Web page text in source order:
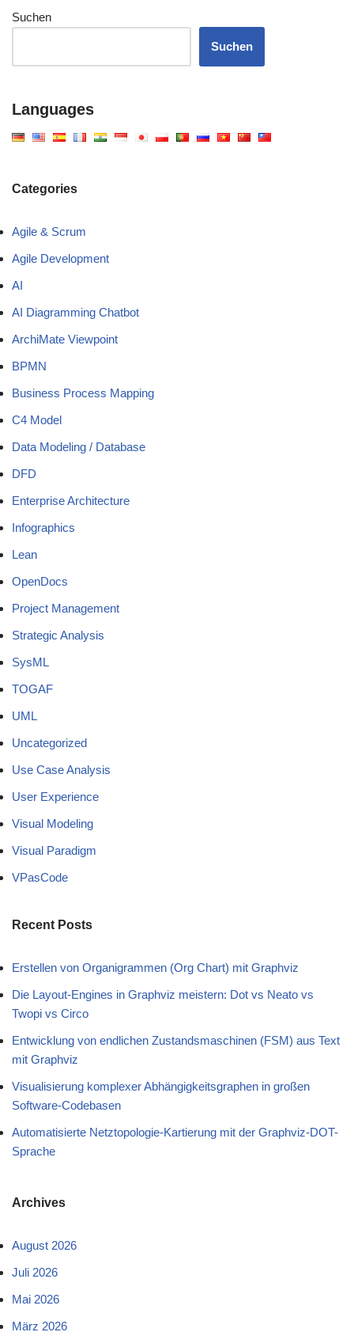
Suchen
Suchen
Languages
Categories
Agile & Scrum
Agile Development
AI
AI Diagramming Chatbot
ArchiMate Viewpoint
BPMN
Business Process Mapping
C4 Model
Data Modeling / Database
DFD
Enterprise Architecture
Infographics
Lean
OpenDocs
Project Management
Strategic Analysis
SysML
TOGAF
UML
Uncategorized
Use Case Analysis
User Experience
Visual Modeling
Visual Paradigm
VPasCode
Recent Posts
Erstellen von Organigrammen (Org Chart) mit Graphviz
Die Layout-Engines in Graphviz meistern: Dot vs Neato vs
Twopi vs Circo
Entwicklung von endlichen Zustandsmaschinen (FSM) aus Text
mit Graphviz
Visualisierung komplexer Abhängigkeitsgraphen in großen
Software-Codebasen
Automatisierte Netztopologie-Kartierung mit der Graphviz-DOT-
Sprache
Archives
August 2026
Juli 2026
Mai 2026
März 2026